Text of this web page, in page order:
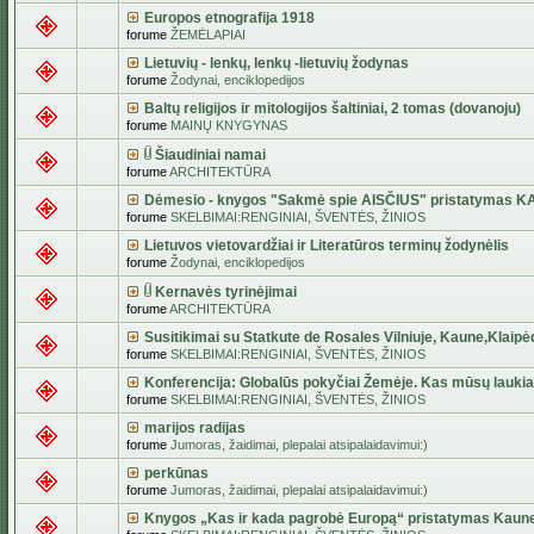
Europos etnografija 1918
forume ŽEMĖLAPIAI
Lietuvių - lenkų, lenkų -lietuvių žodynas
forume Žodynai, enciklopedijos
Baltų religijos ir mitologijos šaltiniai, 2 tomas (dovanoju)
forume MAINŲ KNYGYNAS
Šiaudiniai namai
forumeARCHITEKTŪRA
Dėmesio - knygos "Sakmė spie AISČIUS" pristatymas
forume SKELBIMAI:RENGINIAI, ŠVENTĖS, ŽINIOS
Lietuvos vietovardžiai ir Literatūros terminų žodynėlis
forume Žodynai, enciklopedijos
Kernavės tyrinėjimai
forumeARCHITEKTŪRA
Susitikimai su Statkute de Rosales Vilniuje,
forume SKELBIMAI:RENGINIAI, ŠVENTĖS, ŽINIOS
Konferencija: Globalūs pokyčiai Žemėje. Kas mūsų
forume SKELBIMAI:RENGINIAI, ŠVENTĖS, ŽINIOS
marijos radijas
forume Jumoras, žaidimai, plepalai atsipalaidavimui:)
perkūnas
forume Jumoras, žaidimai, plepalai atsipalaidavimui:)
Knygos „Kas ir kada pagrobė Europą“ pristatymas